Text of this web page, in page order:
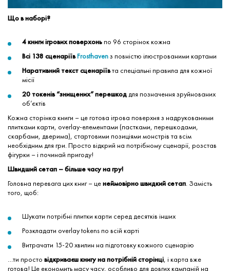
Що в наборі?
4 книги ігрових поверхоньпо 96 сторінок кожна
Всі 138 сценаріївFrosthavenз повністю ілюстрованими картами
Наративний текст сценаріївта спеціальні правила для кожної
місії
20 токенів “знищених” перешкоддля позначення зруйнованих
об’єктів
Кожна сторінка книги – це готова ігрова поверхня з надрукованими
плитками карти, overlay-елементами (пастками, перешкодами,
скарбами, дверима), стартовими позиціями монстрів та всім
необхідним для гри. Просто відкрий на потрібному сценарії, розстав
фігурки – і починай пригоду!
Швидший сетап – більше часу на гру!
Головна перевага цих книг – ценеймовірно швидкий сетап. Замість
того, щоб:
Шукати потрібні плитки карти серед десятків інших
Розкладати overlay tokens по всій карті
Витрачати 15-20 хвилин на підготовку кожного сценарію
…ти просто відкриваєш книгу на потрібній сторінці, і карта вже
готова! Це економить масу часу, особливо для довгих кампаній на